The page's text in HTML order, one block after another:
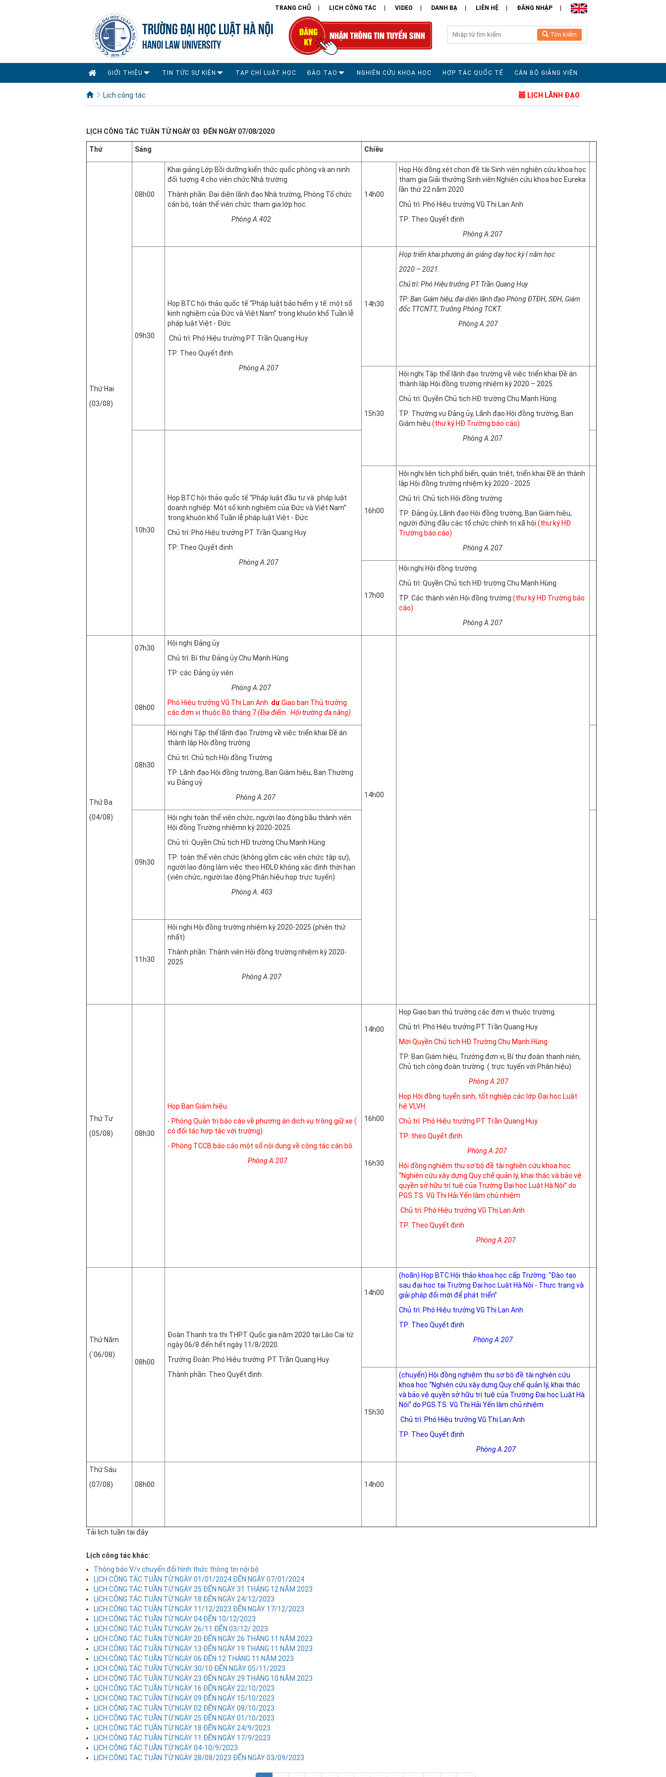
TRANG CHỦ LỊCH CÔNG TÁC VIDEO DANH BẠ LIÊN HỆ ĐĂNG NHẬP
TRƯỜNG ĐẠI HỌC LUẬT HÀ NỘI
HANOI LAW UNIVERSITY
Tìm kiếm
GIỚI THIỆU TIN TỨC SỰ KIỆN TẠP CHÍ LUẬT HỌC ĐÀO TẠO NGHIÊN CỨU KHOA HỌC HỢP TÁC QUỐC TẾ CÁN BỘ GIẢNG VIÊN
Lịch công tác LỊCH LÃNH ĐẠO
LỊCH CÔNG TÁC TUẦN TỪ NGÀY 03 ĐẾN NGÀY 07/08/2020
Thứ Sáng Chiều
Thứ Hai
(03/08)
08h00
Khai giảng Lớp Bồi dưỡng kiến thức quốc phòng và an ninh
đối tượng 4 cho viên chức Nhà trường
Thành phần: Đại diện lãnh đạo Nhà trường, Phòng Tổ chức
cán bộ, toàn thể viên chức tham gia lớp học.
Phòng A.402
14h00
Họp Hội đồng xét chọn đề tài Sinh viên nghiên cứu khoa học
tham gia Giải thưởng Sinh viên Nghiên cứu khoa học Eureka
lần thứ 22 năm 2020
Chủ trì: Phó Hiệu trưởng Vũ Thị Lan Anh
TP: Theo Quyết định
Phòng A.207
09h30
Họp BTC hội thảo quốc tế “Pháp luật bảo hiểm y tế: một số
kinh nghiệm của Đức và Việt Nam” trong khuôn khổ Tuần lễ
pháp luật Việt - Đức
Chủ trì: Phó Hiệu trưởng PT Trần Quang Huy
TP: Theo Quyết định
Phòng A.207
14h30
Họp triển khai phương án giảng dạy học kỳ I năm học
2020 – 2021.
Chủ trì: Phó Hiệu trưởng PT Trần Quang Huy
TP: Ban Giám hiệu; đại diện lãnh đạo Phòng ĐTĐH, SĐH, Giám
đốc TTCNTT, Trưởng Phòng TCKT.
Phòng A.207
15h30
Hội nghị Tập thể lãnh đạo trường về việc triển khai Đề án
thành lập Hội đồng trường nhiệm kỳ 2020 – 2025
Chủ trì: Quyền Chủ tịch HĐ trường Chu Mạnh Hùng
TP: Thường vụ Đảng ủy, Lãnh đạo Hội đồng trường, Ban
Giám hiệu .(thư ký HĐ Trường báo cáo)
Phòng A.207
10h30
Họp BTC hội thảo quốc tế “Pháp luật đầu tư và pháp luật
doanh nghiệp: Một số kinh nghiệm của Đức và Việt Nam”
trong khuôn khổ Tuần lễ pháp luật Việt - Đức
Chủ trì: Phó Hiệu trưởng PT Trần Quang Huy
TP: Theo Quyết định
Phòng A.207
16h00
Hội nghị liên tịch phổ biến, quán triệt, triển khai Đề án thành
lập Hội đồng trường nhiệm kỳ 2020 - 2025
Chủ trì: Chủ tịch Hội đồng trường
TP: Đảng ủy, Lãnh đạo Hội đồng trường, Ban Giám hiệu,
người đứng đầu các tổ chức chính trị xã hội. (thư ký HĐ
Trường báo cáo)
Phòng A.207
17h00
Hội nghị Hội đồng trường
Chủ trì: Quyền Chủ tịch HĐ trường Chu Mạnh Hùng
TP: Các thành viên Hội đồng trường (thư ký HĐ Trường báo
cáo)
Phòng A.207
Thứ Ba
(04/08)
07h30
08h00
Hội nghị Đảng ủy
Chủ trì: Bí thư Đảng ủy Chu Mạnh Hùng
TP: các Đảng ủy viên
Phòng A.207
Phó Hiệu trưởng Vũ Thị Lan Anh dựGiao ban Thủ trưởng
các đơn vị thuộc Bộ tháng 7(Địa điểm : Hội trường đa năng)
14h00
08h30
Hội nghị Tập thể lãnh đạo Trường về việc triển khai Đề án
thành lập Hội đồng trường
Chủ trì: Chủ tịch Hội đồng Trường
TP: Lãnh đạo Hội đồng trường, Ban Giám hiệu, Ban Thường
vụ Đảng uỷ
Phòng A.207
09h30
Hội nghị toàn thể viên chức, người lao động bầu thành viên
Hội đồng Trường nhiệmn kỳ 2020-2025.
Chủ trì: Quyền Chủ tịch HĐ trường Chu Mạnh Hùng
TP: toàn thể viên chức (không gồm các viên chức tập sự),
người lao động làm việc theo HĐLĐ không xác định thời hạn
(viên chức, người lao động Phân hiệu họp trực tuyến)
Phòng A. 403
11h30
Hội nghị Hội đồng trường nhiệm kỳ 2020-2025 (phiên thứ
nhất)
Thành phần: Thành viên Hội đồng trường nhiệm kỳ 2020-
2025
Phòng A.207
Thứ Tư
(05/08)
08h30
Họp Ban Giám hiệu.
- Phòng Quản trị báo cáo về phương án dịch vụ trông giữ xe (
có đối tác hợp tác với trường)
- Phòng TCCB báo cáo một số nội dung về công tác cán bộ.
Phòng A.207
14h00
16h00
16h30
Họp Giao ban thủ trưởng các đơn vị thuộc trường.
Chủ trì: Phó Hiệu trưởng PT Trần Quang Huy
Mời Quyền Chủ tịch HĐ Trường Chu Mạnh Hùng
TP: Ban Giám hiệu, Trưởng đơn vị, Bí thư đoàn thanh niên,
Chủ tịch công đoàn trường. ( trực tuyến với Phân hiệu)
Phòng A.207
Họp Hội đồng tuyển sinh, tốt nghiệp các lớp Đại học Luật
hệ VLVH.
Chủ trì: Phó Hiệu trưởng PT Trần Quang Huy
TP: theo Quyết định
Phòng A.207
Hội đồng nghiệm thu sơ bộ đề tài nghiên cứu khoa học
“Nghiên cứu xây dựng Quy chế quản lý, khai thác và bảo vệ
quyền sở hữu trí tuệ của Trường Đại học Luật Hà Nội” do
PGS.TS. Vũ Thị Hải Yến làm chủ nhiệm
Chủ trì: Phó Hiệu trưởng Vũ Thị Lan Anh
TP: Theo Quyết định
Phòng A.207
Thứ Năm
(`06/08)
08h00
Đoàn Thanh tra thi THPT Quốc gia năm 2020 tại Lào Cai từ
ngày 06/8 đến hết ngày 11/8/2020.
Trưởng Đoàn: Phó Hiệu trưởng PT Trần Quang Huy
Thành phần: Theo Quyết định.
14h00
(hoãn) Họp BTC Hội thảo khoa học cấp Trường: “Đào tạo
sau đại học tại Trường Đại học Luật Hà Nội - Thực trạng và
giải pháp đổi mới để phát triển”
Chủ trì: Phó Hiệu trưởng Vũ Thị Lan Anh
TP: Theo Quyết định
Phòng A.207
15h30
(chuyển) Hội đồng nghiệm thu sơ bộ đề tài nghiên cứu
khoa học “Nghiên cứu xây dựng Quy chế quản lý, khai thác
và bảo vệ quyền sở hữu trí tuệ của Trường Đại học Luật Hà
Nội” do PGS.TS. Vũ Thị Hải Yến làm chủ nhiệm
Chủ trì: Phó Hiệu trưởng Vũ Thị Lan Anh
TP: Theo Quyết định
Phòng A.207
Thứ Sáu
(07/08)
08h00 14h00
Tải lịch tuần tại đây
Lịch công tác khác:
Thông báo V/v chuyển đổi hình thức thông tin nội bộ
LỊCH CÔNG TÁC TUẦN TỪ NGÀY 01/01/2024 ĐẾN NGÀY 07/01/2024
LỊCH CÔNG TÁC TUẦN TỪ NGÀY 25 ĐẾN NGÀY 31 THÁNG 12 NĂM 2023
LỊCH CÔNG TÁC TUẦN TỪ NGÀY 18 ĐẾN NGÀY 24/12/2023
LỊCH CÔNG TÁC TUẦN TỪ NGÀY 11/12/2023 ĐẾN NGÀY 17/12/2023
LỊCH CÔNG TÁC TUẦN TỪ NGÀY 04 ĐẾN 10/12/2023
LỊCH CÔNG TÁC TUẦN TỪ NGÀY 26/11 ĐẾN 03/12/ 2023
LỊCH CÔNG TÁC TUẦN TỪ NGÀY 20 ĐẾN NGÀY 26 THÁNG 11 NĂM 2023
LỊCH CÔNG TÁC TUẦN TỪ NGÀY 13 ĐẾN NGÀY 19 THÁNG 11 NĂM 2023
LỊCH CÔNG TÁC TUẦN TỪ NGÀY 06 ĐẾN 12 THÁNG 11 NĂM 2023
LỊCH CÔNG TÁC TUẦN TỪ NGÀY 30/10 ĐẾN NGÀY 05/11/2023
LỊCH CÔNG TÁC TUẦN TỪ NGÀY 23 ĐẾN NGÀY 29 THÁNG 10 NĂM 2023
LỊCH CÔNG TÁC TUẦN TỪ NGÀY 16 ĐẾN NGÀY 22/10/2023
LỊCH CÔNG TAC TUẦN TỪ NGÀY 09 ĐẾN NGÀY 15/10/2023
LỊCH CÔNG TAC TUẦN TỪ NGÀY 02 ĐẾN NGÀY 08/10/2023
LỊCH CÔNG TÁC TUẦN TỪ NGÀY 25 ĐẾN NGÀY 01/10/2023
LỊCH CÔNG TÁC TUẦN TỪ NGÀY 18 ĐẾN NGÀY 24/9/2023
LỊCH CÔNG TÁC TUẦN TỪ NGÀY 11 ĐẾN NGÀY 17/9/2023
LỊCH CÔNG TÁC TUẦN TỪ NGÀY 04-10/9/2023
LỊCH CÔNG TAC TUẦN TỪ NGÀY 28/08/2023 ĐẾN NGÀY 03/09/2023